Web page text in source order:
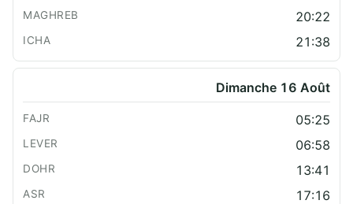
20:22
21:38
Dimanche 16 Août
05:25
06:58
13:41
17:16